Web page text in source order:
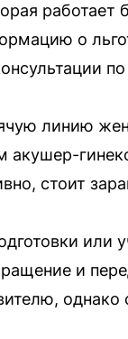
работает
о
линию
стоит
и